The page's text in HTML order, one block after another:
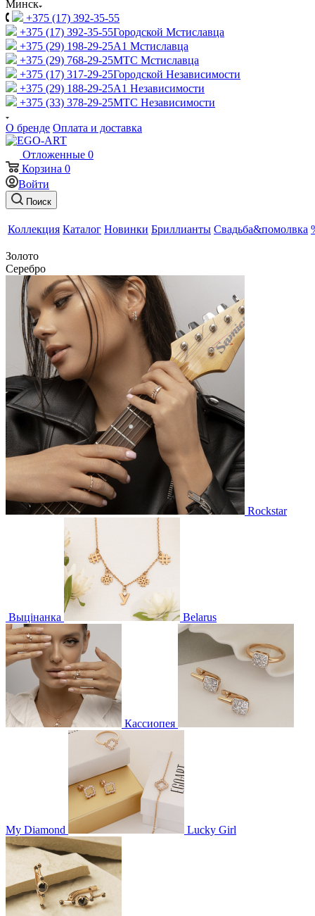
Минск
+375 (17) 392-35-55
+375 (17) 392-35-55Городской Мстиславца
+375 (29) 198-29-25A1 Мстиславца
+375 (29) 768-29-25МТС Мстиславца
+375 (17) 317-29-25Городской Независимости
+375 (29) 188-29-25A1 Независимости
+375 (33) 378-29-25МТС Независимости
О бренде Оплата и доставка
Отложенные 0
Корзина 0
Войти
Поиск
Коллекция Каталог Новинки Бриллианты Свадьба&помолвка
Золото
Серебро
Rockstar
Выцінанка Belarus
Кассиопея
My Diamond Lucky Girl